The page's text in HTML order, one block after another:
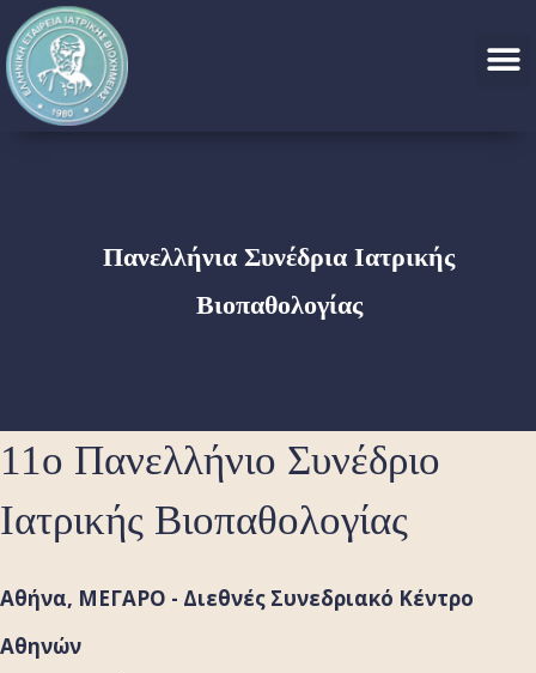
Πανελλήνια Συνέδρια Ιατρικής
Βιοπαθολογίας
11ο Πανελλήνιο Συνέδριο
Ιατρικής Βιοπαθολογίας
Αθήνα, ΜΕΓΑΡΟ - Διεθνές Συνεδριακό Κέντρο
Αθηνών